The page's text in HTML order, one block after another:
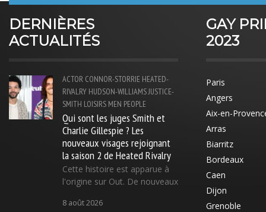
DERNIÈRES
ACTUALITÉS
ACTOR CONNOR-STORRIE HEATED-
RIVALRY HUDSON-WILLIAMSJUSTICE-
SMITH LOISIRS MEN PEOPLE
Qui sont les juges Smith et
Charlie Gillespie ? Les
nouveaux visages rejoignant
la saison 2 de Heated Rivalry
Cette histoire est apparue à
l'origine sur Out. De nouveaux
8 août 2026
GAY
2023
Paris
Angers
Aix-en-
Arras
Biarritz
Bordeaux
Caen
Dijon
Grenoble